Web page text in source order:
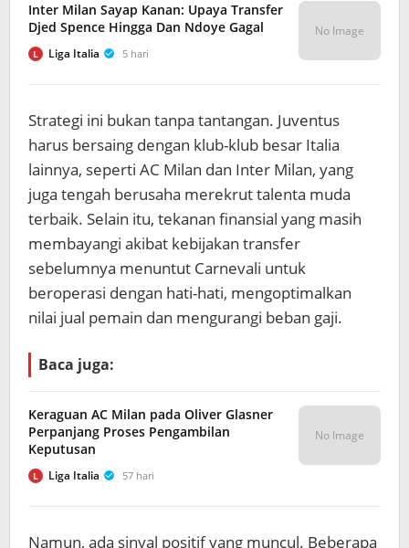
Inter Milan Sayap Kanan: Upaya Transfer
Djed Spence Hingga Dan Ndoye Gagal
L Liga Italia 5 hari
No Image
Strategi ini bukan tanpa tantangan. Juventus
harus bersaing dengan klub-klub besar Italia
lainnya, seperti AC Milan dan Inter Milan, yang
juga tengah berusaha merekrut talenta muda
terbaik. Selain itu, tekanan finansial yang masih
membayangi akibat kebijakan transfer
sebelumnya menuntut Carnevali untuk
beroperasi dengan hati-hati, mengoptimalkan
nilai jual pemain dan mengurangi beban gaji.
Baca juga:
Keraguan AC Milan pada Oliver Glasner
Perpanjang Proses Pengambilan
Keputusan
L Liga Italia 57 hari
No Image
Namun, ada sinyal positif yang muncul. Beberapa